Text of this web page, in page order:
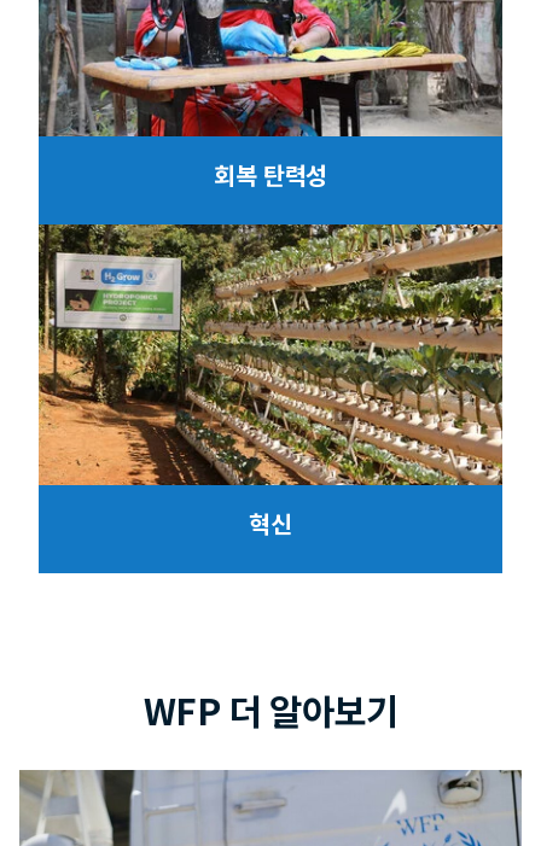
회복 탄력성
혁신
WFP 더 알아보기